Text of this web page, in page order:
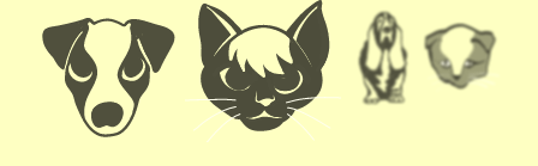
Aller
au
contenu
principal